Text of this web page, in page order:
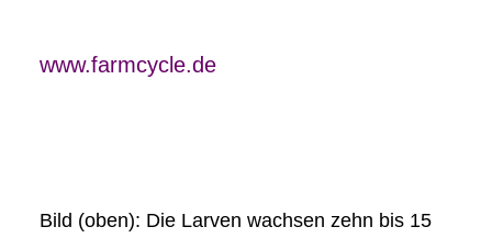
www.farmcycle.de
Bild (oben): Die Larven wachsen zehn bis 15